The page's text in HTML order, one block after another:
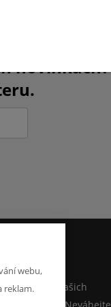
novinkách?
sdělit o našich
webu,
reklam.